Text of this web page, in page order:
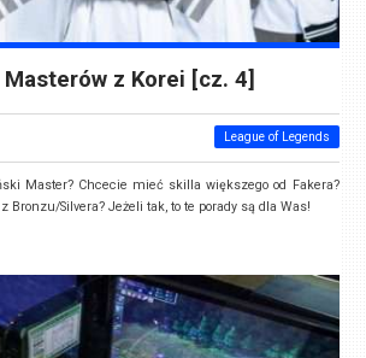
z Korei [cz. 4]
League of Legends
Master? Chcecie mieć skilla większego od Fakera?
Bronzu/Silvera? Jeżeli tak, to te porady są dla Was!